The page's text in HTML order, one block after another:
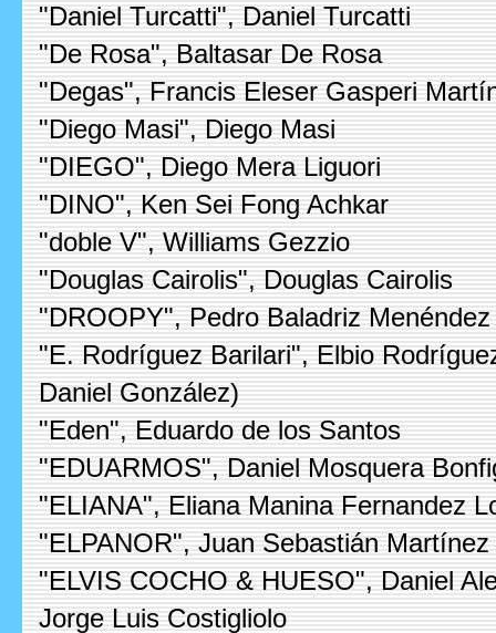
"Daniel Turcatti", Daniel Turcatti
"De Rosa", Baltasar De Rosa
"Degas", Francis Eleser Gasperi
"Diego Masi", Diego Masi
"DIEGO", Diego Mera Liguori
"DINO", Ken Sei Fong Achkar
"doble V", Williams Gezzio
"Douglas Cairolis", Douglas Cairolis
"DROOPY", Pedro Baladriz Menéndez
"E. Rodríguez Barilari", Elbio
Daniel González)
"Eden", Eduardo de los Santos
"EDUARMOS", Daniel Mosquera
"ELIANA", Eliana Manina Fernandez
"ELPANOR", Juan Sebastián
"ELVIS COCHO & HUESO", Daniel
Jorge Luis Costigliolo